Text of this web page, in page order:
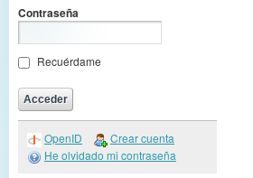
Contraseña
Recuérdame
OpenID
Crear cuenta
He olvidado mi contraseña